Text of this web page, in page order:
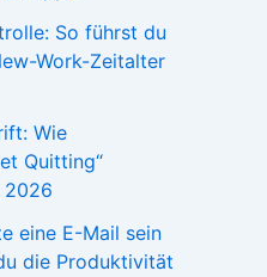
So führst du
Work-Zeitalter
Wie
Quitting“
2026
eine E-Mail sein
die Produktivität